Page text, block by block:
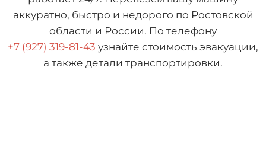
аккуратно, быстро и недорого по Ростовской
области и России. По телефону
+7 (927) 319-81-43 узнайте стоимость эвакуации,
а также детали транспортировки.